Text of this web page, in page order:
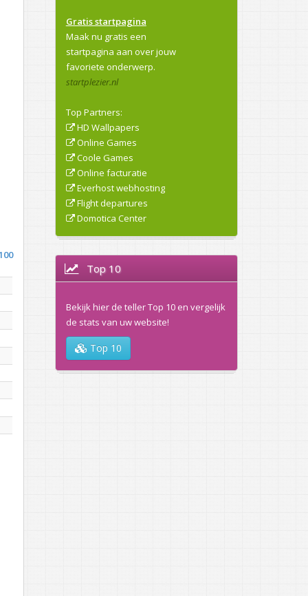
Gratis startpagina
Maak nu gratis een
startpagina aan over jouw
favoriete onderwerp.
startplezier.nl
Top Partners:
HD Wallpapers
Online Games
Coole Games
Online facturatie
Everhost webhosting
Flight departures
Domotica Center
Top 10
Bekijk hier de teller Top 10 en vergelijk
de stats van uw website!
Top 10